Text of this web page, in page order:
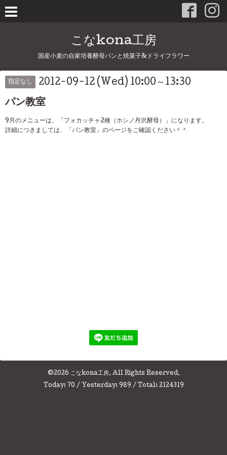
こなkona工房
国産小麦の自家培養酵母パンと焼菓子&ドライフラワー
指定なし 2012-09-12 (Wed) 10:00～13:30
パン教室
9月のメニューは、「フォカッチャ2種（ホシノ丹沢酵母）」になります。
詳細につきましては、「パン教室」のページをご確認ください＾＾
©2026 こなkona工房. All Rights Reserved.
Today: 70 / Yesterday: 989 / Total: 2124319